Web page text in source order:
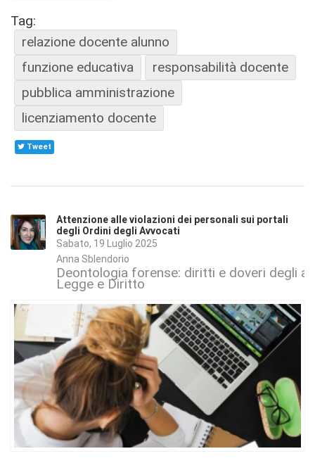
Tag:
relazione docente alunno
funzione educativa
responsabilità docente
pubblica amministrazione
licenziamento docente
Tweet
Attenzione alle violazioni dei personali sui portali
degli Ordini degli Avvocati
Sabato, 19 Luglio 2025
Anna Sblendorio
Deontologia forense: diritti e doveri degli
Legge e Diritto